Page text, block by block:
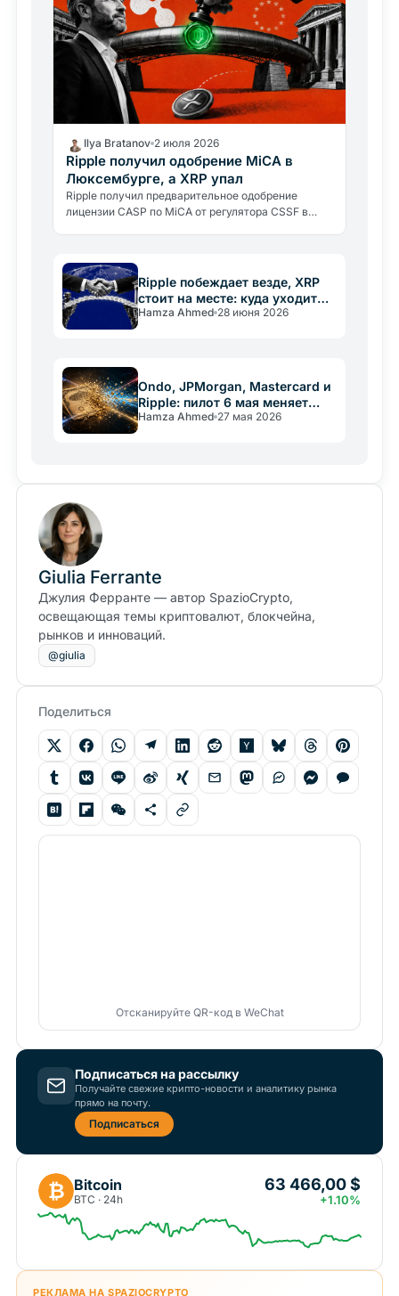
Ilya Bratanov 2 июля 2026
Ripple получил одобрение MiCA в
Люксембурге, а XRP упал
Ripple получил предварительное одобрение
лицензии CASP по MiCA от регулятора CSSF в
Ripple побеждает везде, XRP
стоит на месте: куда уходит
ценность
Hamza Ahmed 28 июня 2026
Ondo, JPMorgan, Mastercard и
Ripple: пилот 6 мая меняет
расчёты по
Hamza Ahmed 27 мая 2026
Giulia Ferrante
Джулия Ферранте — автор SpazioCrypto,
освещающая темы криптовалют, блокчейна,
рынков и инноваций.
@giulia
Поделиться
Отсканируйте QR-код в WeChat
Подписаться на рассылку
Получайте свежие крипто-новости и аналитику рынка
прямо на почту.
Подписаться
₿ Bitcoin
BTC · 24h
63 466,00 $
+1.10%
РЕКЛАМА НА SPAZIOCRYPTO